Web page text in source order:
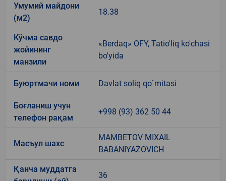
Умумий майдони
(м2)
18.38
Кўчма савдо
жойининг
манзили
«Berdaq» OFY, Tatio'liq ko'chasi
bo'yida
Буюртмачи номи Davlat soliq qo`mitasi
Боғланиш учун
телефон рақам
+998 (93) 362 50 44
Масъул шахс
MAMBETOV MIXAIL
BABANIYAZOVICH
Қанча муддатга
36